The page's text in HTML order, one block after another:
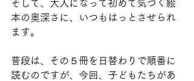
そして、大人になって初めて気づく絵
本の奥深さに、いつもはっとさせられ
ます。
普段は、その５冊を日替わりで順番に
読むのですが、今回、子どもたちがあ